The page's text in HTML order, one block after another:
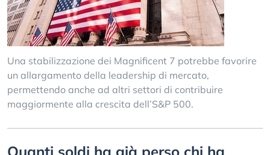
Una stabilizzazione dei Magnificent 7 potrebbe favorire
un allargamento della leadership di mercato,
permettendo anche ad altri settori di contribuire
maggiormente alla crescita dell’S&P 500.
Quanti soldi ha già perso chi ha